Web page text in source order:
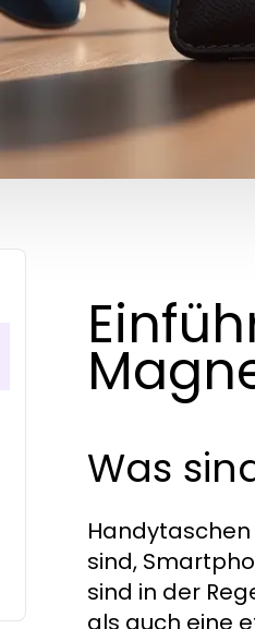
Was
sind,
sind in der
als auch eine